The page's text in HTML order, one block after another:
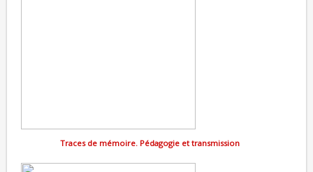
Traces de mémoire. Pédagogie et transmission